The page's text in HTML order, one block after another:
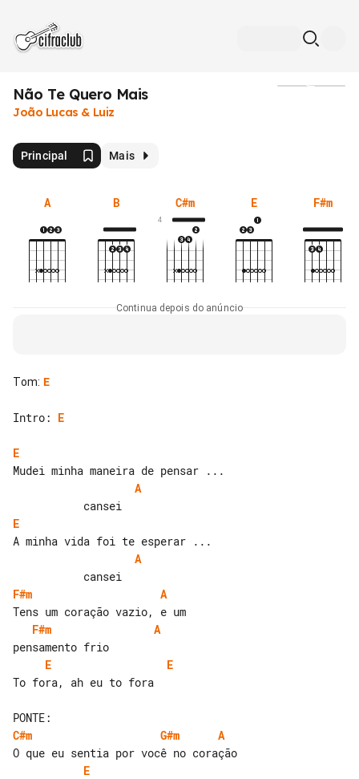
Não Te Quero Mais
João Lucas & Luiz
Principal Mais
A B C#m
4
E F#m
Continua depois do anúncio
Tom: E
Intro: E
E
A
E
A
F#m
A
F#m
A
E
E
To fora, ah eu to fora
C#m
G#m
A
E